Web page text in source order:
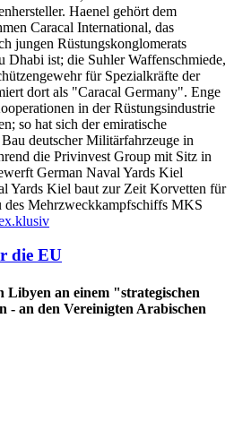
Haenel gehört dem
Caracal International, das
jungen Rüstungskonglomerats
Dhabi ist; die Suhler Waffenschmiede,
für Spezialkräfte der
dort als "Caracal Germany". Enge
in der Rüstungsindustrie
so hat sich der emiratische
deutscher Militärfahrzeuge in
die Privinvest Group mit Sitz in
German Naval Yards Kiel
Yards Kiel baut zur Zeit Korvetten für
des Mehrzweckkampfschiffs MKS
die EU
Libyen an einem "strategischen
- an den Vereinigten Arabischen